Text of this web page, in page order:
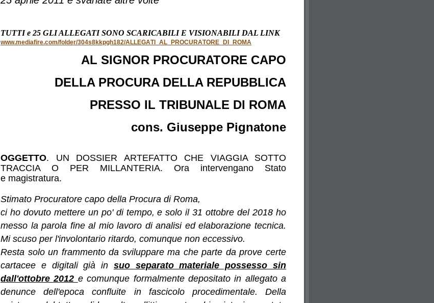
TUTTI e 25 GLI ALLEGATI SONO SCARICABILI E VISIONABILI DAL LINK
www.mediafire.com/folder/304s8kkpgh182/ALLEGATI_AL_PROCURATORE_DI_ROMA
AL SIGNOR PROCURATORE CAPO
DELLA PROCURA DELLA REPUBBLICA
PRESSO IL TRIBUNALE DI ROMA
cons. Giuseppe Pignatone
OGGETTO. UN DOSSIER ARTEFATTO CHE VIAGGIA SOTTO
TRACCIA O PER MILLANTERIA. Ora intervengano Stato
e magistratura.
Stimato Procuratore capo della Procura di Roma,
ci ho dovuto mettere un po' di tempo, e solo il 31 ottobre del 2018 ho
messo la parola fine al mio lavoro di analisi ed elaborazione tecnica.
Mi scuso per l'involontario ritardo, comunque non eccessivo.
Resta solo un frammento da sviluppare ma che parte da prove certe
cartacee e digitali già in suo separato materiale possesso sin
dall'ottobre 2012 e comunque formalmente depositato in allegato a
denunce dell'epoca confluite in fascicolo procedimentale. Della